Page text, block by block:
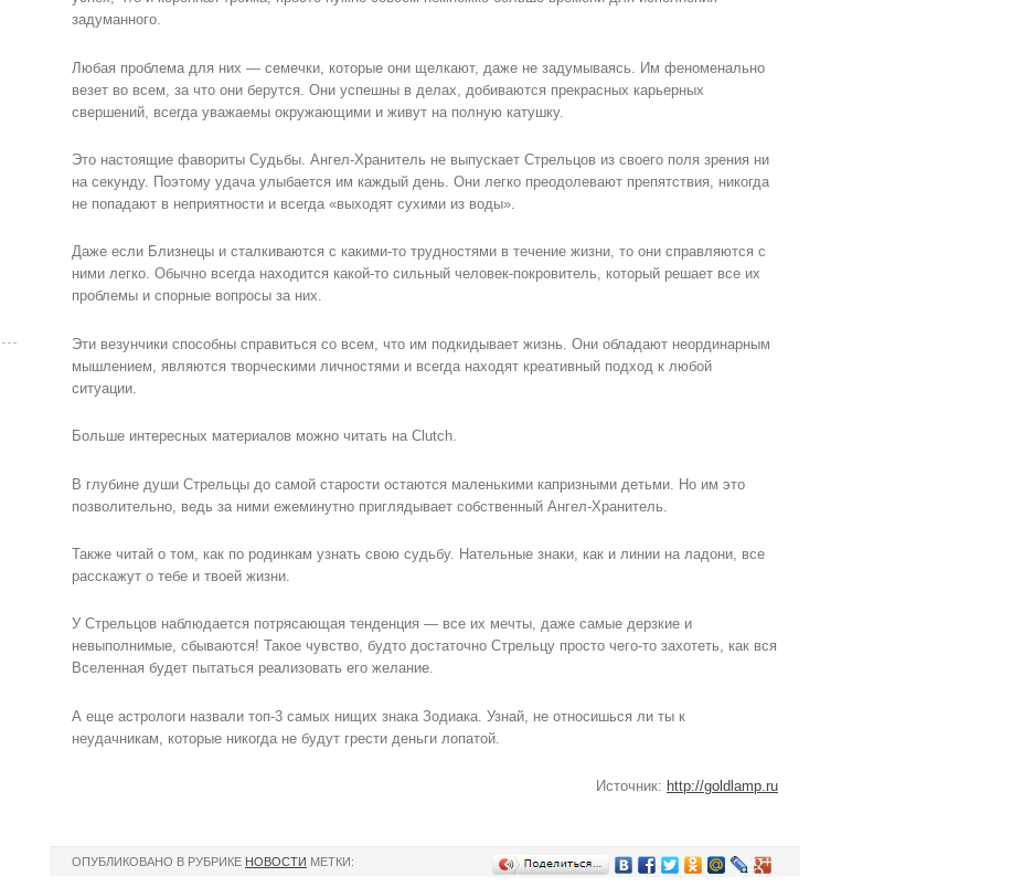
задуманного.
Любая проблема для них — семечки, которые они щелкают, даже не задумываясь. Им феноменально
везет во всем, за что они берутся. Они успешны в делах, добиваются прекрасных карьерных
свершений, всегда уважаемы окружающими и живут на полную катушку.
Это настоящие фавориты Судьбы. Ангел-Хранитель не выпускает Стрельцов из своего поля зрения ни
на секунду. Поэтому удача улыбается им каждый день. Они легко преодолевают препятствия, никогда
не попадают в неприятности и всегда «выходят сухими из воды».
Даже если Близнецы и сталкиваются с какими-то трудностями в течение жизни, то они справляются с
ними легко. Обычно всегда находится какой-то сильный человек-покровитель, который решает все их
проблемы и спорные вопросы за них.
Эти везунчики способны справиться со всем, что им подкидывает жизнь. Они обладают неординарным
мышлением, являются творческими личностями и всегда находят креативный подход к любой
ситуации.
Больше интересных материалов можно читать на Clutch.
В глубине души Стрельцы до самой старости остаются маленькими капризными детьми. Но им это
позволительно, ведь за ними ежеминутно приглядывает собственный Ангел-Хранитель.
Также читай о том, как по родинкам узнать свою судьбу. Нательные знаки, как и линии на ладони, все
расскажут о тебе и твоей жизни.
У Стрельцов наблюдается потрясающая тенденция — все их мечты, даже самые дерзкие и
невыполнимые, сбываются! Такое чувство, будто достаточно Стрельцу просто чего-то захотеть, как вся
Вселенная будет пытаться реализовать его желание.
А еще астрологи назвали топ-3 самых нищих знака Зодиака. Узнай, не относишься ли ты к
неудачникам, которые никогда не будут грести деньги лопатой.
Источник: http://goldlamp.ru
ОПУБЛИКОВАНО В РУБРИКЕ НОВОСТИ МЕТКИ: